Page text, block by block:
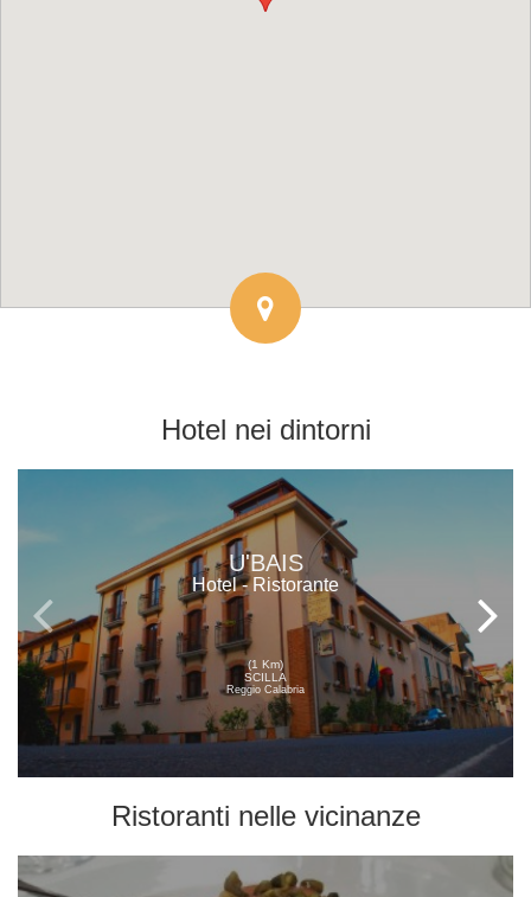
Hotel nei dintorni
U'BAIS
Hotel - Ristorante
(1 Km)
SCILLA
Reggio Calabria
Ristoranti nelle vicinanze